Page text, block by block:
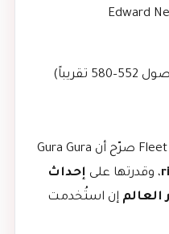
Edward
، وقدرتها على إحداث
العالم إن استُخدمت